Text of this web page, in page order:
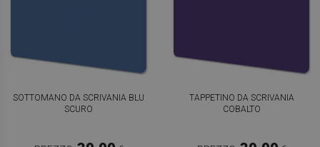
SOTTOMANO DA SCRIVANIA BLU
SCURO
TAPPETINO DA SCRIVANIA
COBALTO